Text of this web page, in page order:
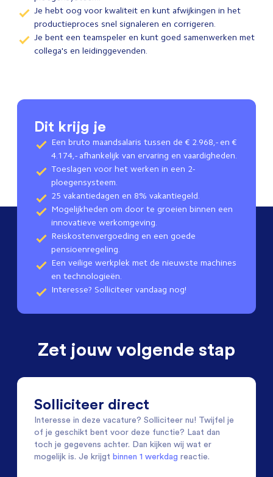
Je hebt oog voor kwaliteit en kunt afwijkingen in het
productieproces snel signaleren en corrigeren.
Je bent een teamspeler en kunt goed samenwerken met
collega's en leidinggevenden.
Dit krijg je
Een bruto maandsalaris tussen de € 2.968,- en €
4.174,- afhankelijk van ervaring en vaardigheden.
Toeslagen voor het werken in een 2-
ploegensysteem.
25 vakantiedagen en 8% vakantiegeld.
Mogelijkheden om door te groeien binnen een
innovatieve werkomgeving.
Reiskostenvergoeding en een goede
pensioenregeling.
Een veilige werkplek met de nieuwste machines
en technologieën.
Interesse? Solliciteer vandaag nog!
Zet jouw volgende stap
Solliciteer direct
Interesse in deze vacature? Solliciteer nu! Twijfel je
of je geschikt bent voor deze functie? Laat dan
toch je gegevens achter. Dan kijken wij wat er
mogelijk is. Je krijgt binnen 1 werkdag reactie.